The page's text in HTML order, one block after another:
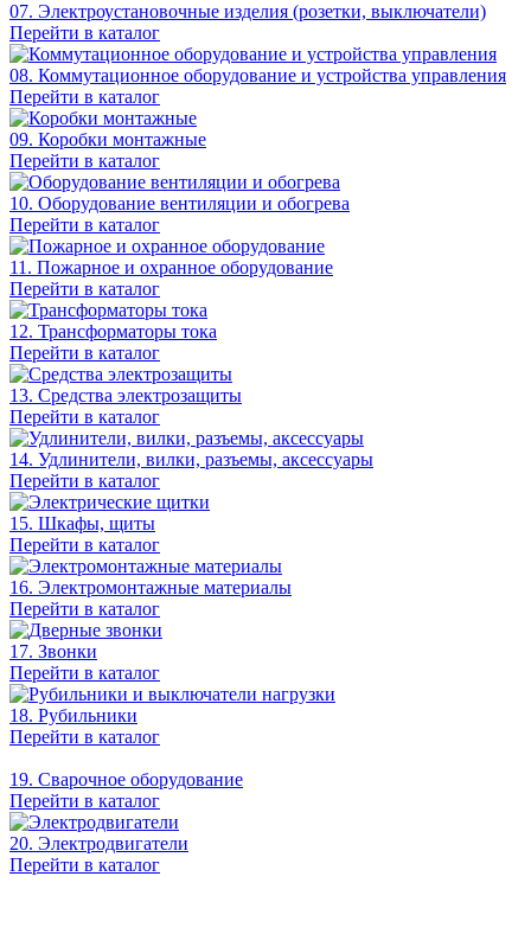
07. Электроустановочные изделия (розетки, выключатели)
Перейти в каталог
08. Коммутационное оборудование и устройства управления
Перейти в каталог
09. Коробки монтажные
Перейти в каталог
10. Оборудование вентиляции и обогрева
Перейти в каталог
11. Пожарное и охранное оборудование
Перейти в каталог
12. Трансформаторы тока
Перейти в каталог
13. Средства электрозащиты
Перейти в каталог
14. Удлинители, вилки, разъемы, аксессуары
Перейти в каталог
15. Шкафы, щиты
Перейти в каталог
16. Электромонтажные материалы
Перейти в каталог
17. Звонки
Перейти в каталог
18. Рубильники
Перейти в каталог
19. Сварочное оборудование
Перейти в каталог
20. Электродвигатели
Перейти в каталог